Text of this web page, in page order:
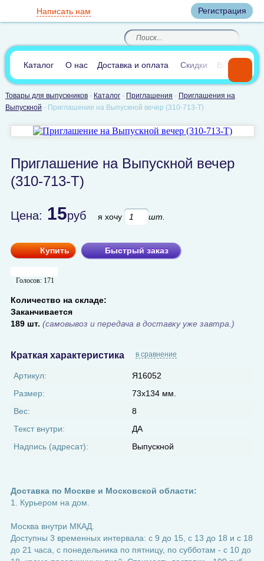
Регистрация
8(812)385-66-65
8(905) 700-70-04
По России звонок
бесплатный
(круглосуточно)
Написать нам
В сравнении:0
Каталог О нас Доставка и оплата Скидки Вопросы и
Товары для выпускников- Каталог- Приглашения - Приглашения на
Выпускной - Приглашение на Выпускной вечер (310-713-T)
Приглашение на Выпускной вечер
(310-713-T)
Цена: 15руб я хочу шт.
Купить Быстрый заказ
Голосов: 171
Количество на складе:
Заканчивается
189 шт. (самовывоз и передача в доставку уже завтра.)
Краткая характеристика в сравнение
Артикул:
Я16052
Размер:
73х134 мм.
Вес:
8
Текст внутри:
ДА
Надпись (адресат):
Выпускной
Доставка по Москве и Московской области:
1. Курьером на дом.
Москва внутри МКАД.
Доступны 3 временных интервала: с 9 до 15, с 13 до 18 и с 18
до 21 часа, с понедельника по пятницу, по субботам - с 10 до